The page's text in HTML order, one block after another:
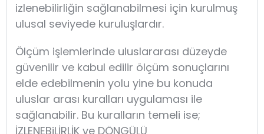
izlenebilirliğin sağlanabilmesi için kurulmuş
ulusal seviyede kuruluşlardır.
Ölçüm işlemlerinde uluslararası düzeyde
güvenilir ve kabul edilir ölçüm sonuçlarını
elde edebilmenin yolu yine bu konuda
uluslar arası kuralları uygulaması ile
sağlanabilir. Bu kuralların temeli ise;
İZLENEBiLİRLİK ve DÖNGÜLÜ